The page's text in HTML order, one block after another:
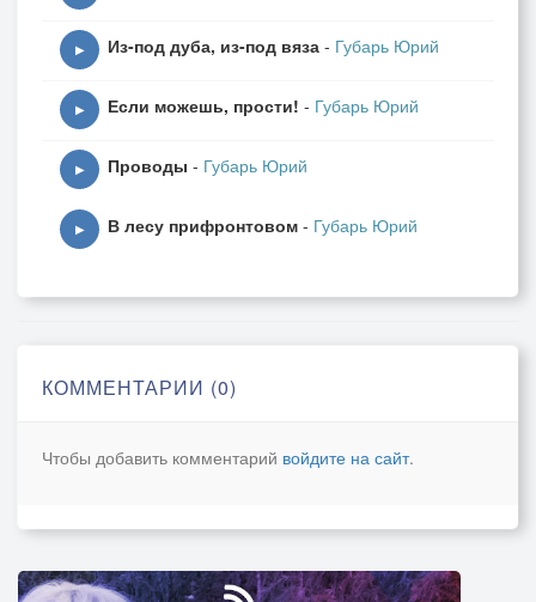
А теперь даже песен не стало,
И осталась вот эта гитара
▶ Из-под дуба, из-под вяза - Губарь Юрий
▶ Если можешь, прости! - Губарь Юрий
▶ Проводы - Губарь Юрий
▶ В лесу прифронтовом - Губарь Юрий
КОММЕНТАРИИ (0)
Чтобы добавить комментарий войдите на сайт.